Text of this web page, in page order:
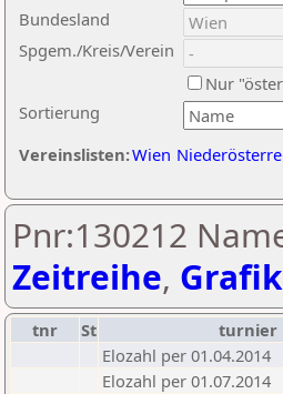
Sortierung
Bundesland
Spgem./Kreis/Verein
Nur
Vereinslisten:Wien
Pnr:130212
Zeitreihe,
tnr St turnier
Elozahl per 01.04.2014
Elozahl per 01.07.2014